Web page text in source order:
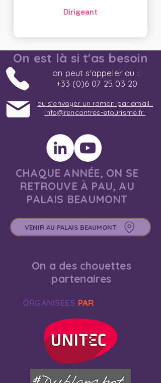
Dirigeant
On est là si t'as besoin
on peut s'appeler au :
+33 (0)6 07 25 03 20
ou s'envoyer un roman par email :
info@rencontres-etourisme.fr
CHAQUE ANNÉE, ON SE
RETROUVE À PAU, AU
PALAIS BEAUMONT
VENIR AU PALAIS BEAUMONT
On a des chouettes
partenaires
ORGANISEES PAR